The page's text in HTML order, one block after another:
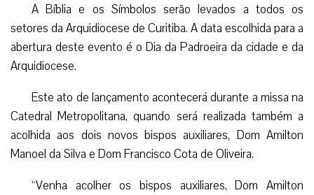
A Bíblia e os Símbolos serão levados a todos os
setores da Arquidiocese de Curitiba. A data escolhida para a
abertura deste evento é o Dia da Padroeira da cidade e da
Arquidiocese.
Este ato de lançamento acontecerá durante a missa na
Catedral Metropolitana, quando será realizada também a
acolhida aos dois novos bispos auxiliares, Dom Amilton
Manoel da Silva e Dom Francisco Cota de Oliveira.
“Venha acolher os bispos auxiliares, Dom Amilton